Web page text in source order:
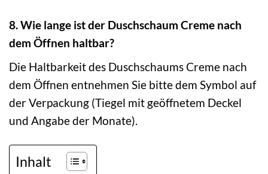
8. Wie lange ist der Duschschaum Creme nach
dem Öffnen haltbar?
Die Haltbarkeit des Duschschaums Creme nach
dem Öffnen entnehmen Sie bitte dem Symbol auf
der Verpackung (Tiegel mit geöffnetem Deckel
und Angabe der Monate).
Inhalt